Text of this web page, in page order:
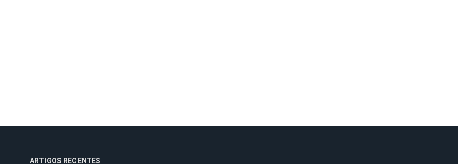
ARTIGOS RECENTES